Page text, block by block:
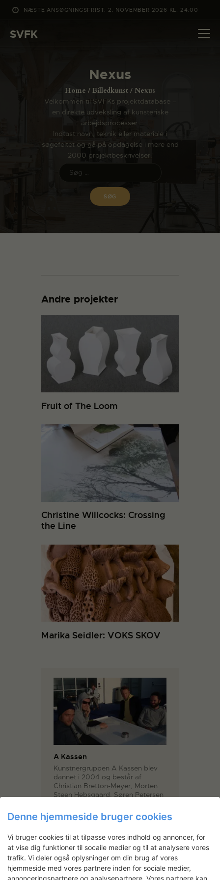
NÆSTE ANSØGNINGSFRIST: 2. NOVEMBER 2026 KL. 24:00
SVFK
Nexus
Home Billedkunst Nexus
Velkommen til SVFKs projektdatabase –
en direkte udveksling af kunsteriske
arbejdsprocesser.
Indtast navn, teknik eller materiale i
søgefeltet og gå på opdagelse i mere end
2000 projektbeskrivelser.
CHANNEL
ANSØG
OM SVFK
ENGLISH
Andre projekter
Fruit of The Loom
Christine Willcocks: Crossing
the Line
Marika Seidler: VOKS SKOV
A Kassen
Kunstnergruppen A Kassen blev
dannet i 2004 og består af
Christian Bretton-Meyer, Morten
Steen Hebsgaard, Søren Petersen
Karakteristisk for A Kassen er en
kunstnerisk praksis, der spænder
performative installationer,
fotografier og skulpturer.
A Kassen arbejder med
performative installationer og
Denne hjemmeside bruger cookies
Vi bruger cookies til at tilpasse vores indhold og annoncer, for
at vise dig funktioner til socaile medier og til at analysere vores
trafik. Vi deler også oplysninger om din brug af vores
hjemmeside med vores partnere inden for sociale medier,
annonceringspartnere og analysepartnere. Vores partnere kan